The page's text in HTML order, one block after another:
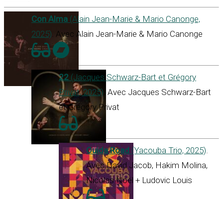
Con Alma (Alain Jean-Marie & Mario Canonge,
2025) . Avec Alain Jean-Marie & Mario Canonge
22 (Jacques Schwarz-Bart et Grégory
Privat, 2025) . Avec Jacques Schwarz-Bart
et Grégory Privat
Ouida Road (Yacouba Trio, 2025).
Avec David Jacob, Hakim Molina,
Nicolas Noël + Ludovic Louis